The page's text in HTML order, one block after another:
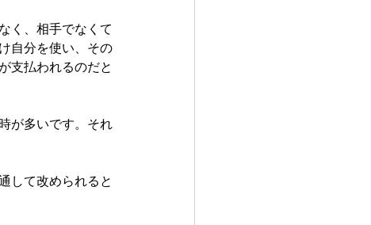
く、相手でなくて
自分を使い、その
支払われるのだと
が多いです。それ
して改められると